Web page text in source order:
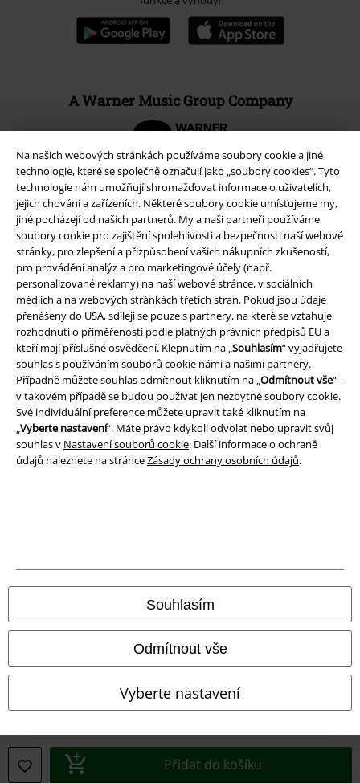
Na našich webových stránkách používáme soubory cookie a jiné
technologie, které se společně označují jako „soubory cookies“. Tyto
technologie nám umožňují shromažďovat informace o uživatelích,
jejich chování a zařízeních. Některé soubory cookie umísťujeme my,
jiné pocházejí od našich partnerů. My a naši partneři používáme
soubory cookie pro zajištění spolehlivosti a bezpečnosti naší webové
stránky, pro zlepšení a přizpůsobení vašich nákupních zkušeností,
pro provádění analýz a pro marketingové účely (např.
personalizované reklamy) na naší webové stránce, v sociálních
médiích a na webových stránkách třetích stran. Pokud jsou údaje
přenášeny do USA, sdílejí se pouze s partnery, na které se vztahuje
rozhodnutí o přiměřenosti podle platných právních předpisů EU a
kteří mají příslušné osvědčení. Klepnutím na „Souhlasím“ vyjadřujete
souhlas s používáním souborů cookie námi a našimi partnery.
Případně můžete souhlas odmítnout kliknutím na „Odmítnout vše“ -
v takovém případě se budou používat jen nezbytné soubory cookie.
Své individuální preference můžete upravit také kliknutím na
„Vyberte nastavení“. Máte právo kdykoli odvolat nebo upravit svůj
souhlas v Nastavení souborů cookie. Další informace o ochraně
údajů naleznete na stránceZásady ochrany osobních údajů.
Souhlasím
Odmítnout vše
Vyberte nastavení
Přidat do košíku
A Warner Music Group Company
Právní informace
Podmínky
Prohlášení
Ochrana osobních údajů
Likvidace odpadu a ochrana životního prostředí
Všechny ceny jsou včetně DPH, bezpoštovného a balného
© 1986-2026 EMP Merchandising
Naše online obchody